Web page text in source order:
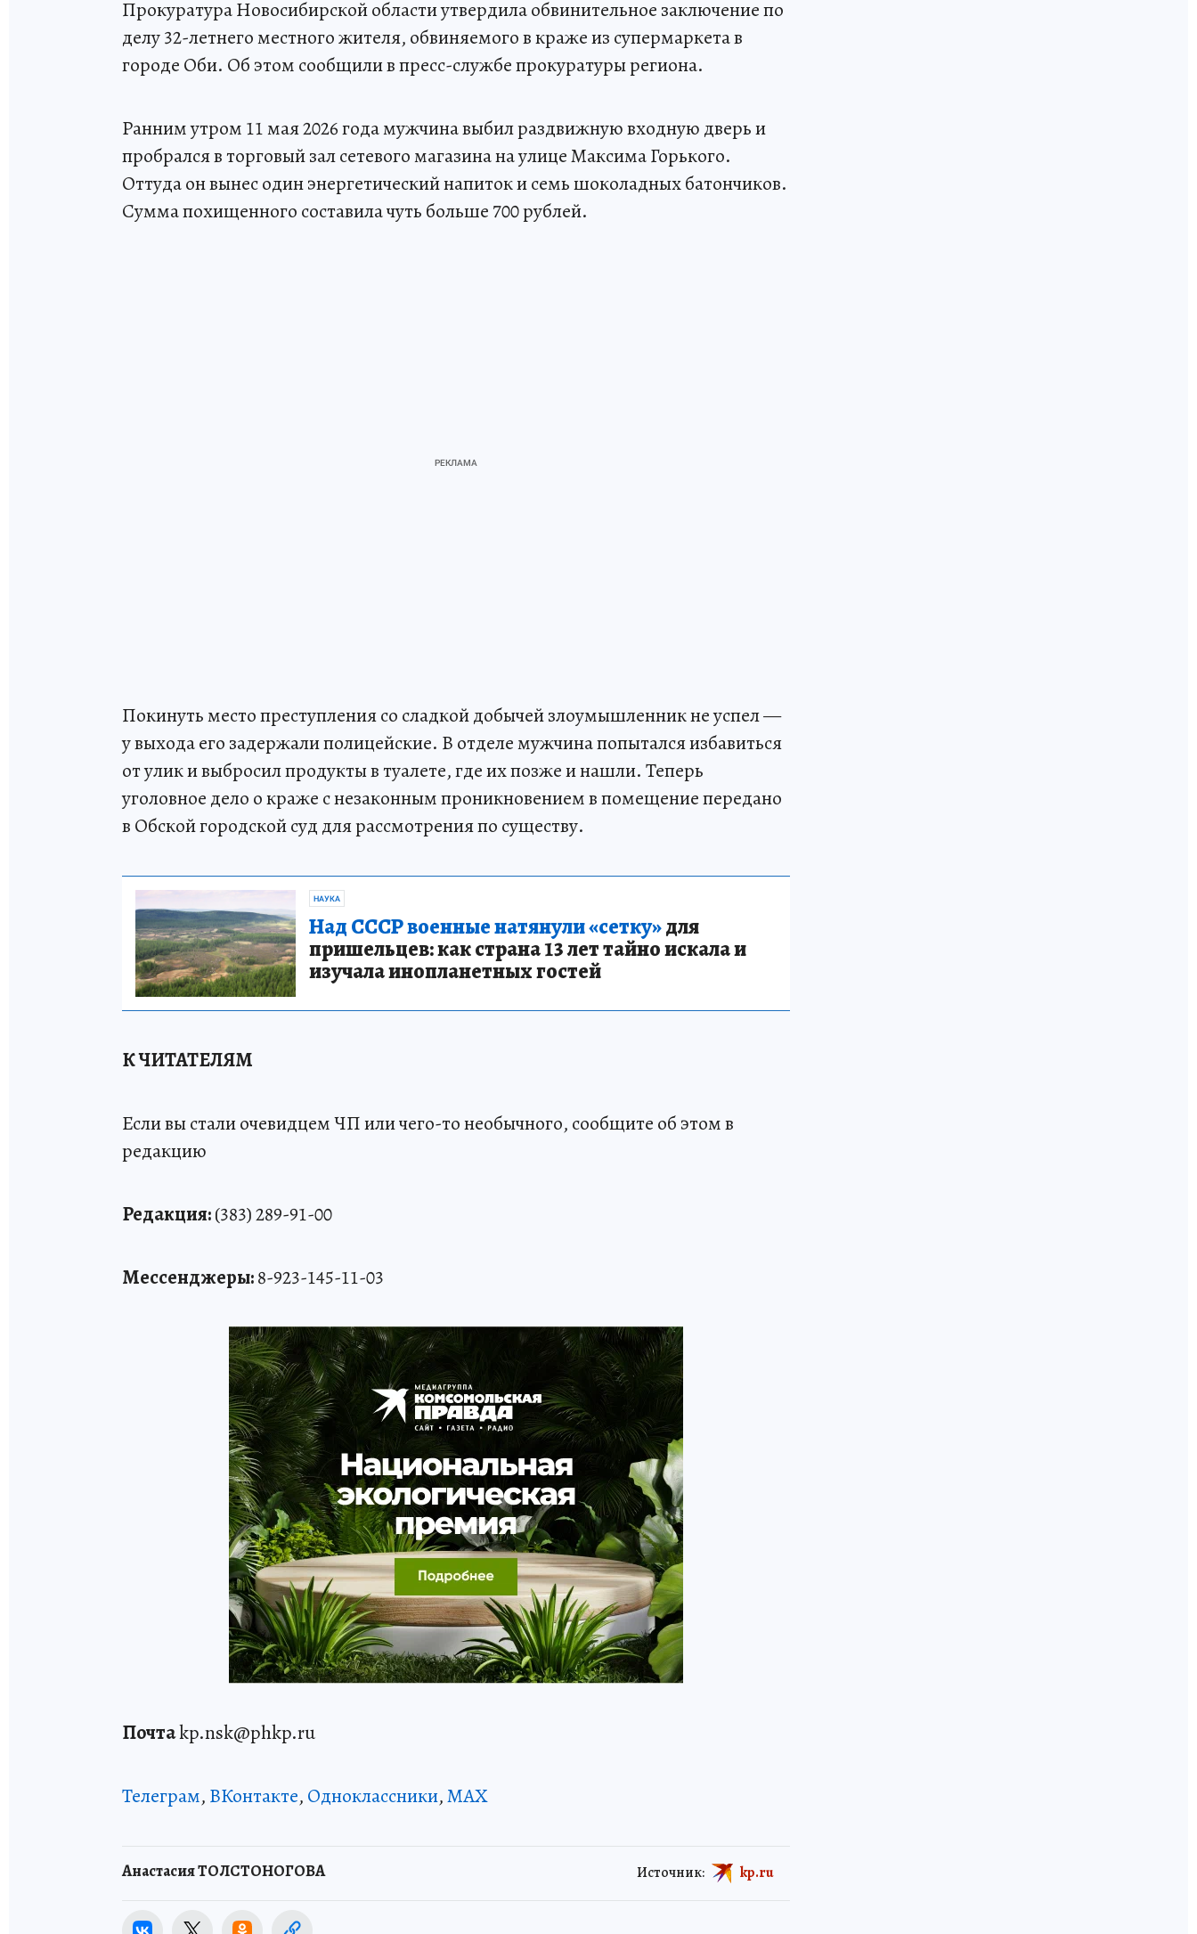
Прокуратура Новосибирской области утвердила обвинительное заключение по
делу 32-летнего местного жителя, обвиняемого в краже из супермаркета в
городе Оби. Об этом сообщили в пресс-службе прокуратуры региона.
Ранним утром 11 мая 2026 года мужчина выбил раздвижную входную дверь и
пробрался в торговый зал сетевого магазина на улице Максима Горького.
Оттуда он вынес один энергетический напиток и семь шоколадных батончиков.
Сумма похищенного составила чуть больше 700 рублей.
Покинуть место преступления со сладкой добычей злоумышленник не успел —
у выхода его задержали полицейские. В отделе мужчина попытался избавиться
от улик и выбросил продукты в туалете, где их позже и нашли. Теперь
уголовное дело о краже с незаконным проникновением в помещение передано
в Обской городской суд для рассмотрения по существу.
НАУКА
Над СССР военные натянули «сетку»для
пришельцев: как страна 13 лет тайно искала и
изучала инопланетных гостей
К ЧИТАТЕЛЯМ
Если вы стали очевидцем ЧП или чего-то необычного, сообщите об этом в
редакцию
Редакция:(383) 289-91-00
Мессенджеры:8-923-145-11-03
Почтаkp.nsk@phkp.ru
Телеграм, ВКонтакте, Одноклассники,MAX
Анастасия ТОЛСТОНОГОВА Источник: kp.ru